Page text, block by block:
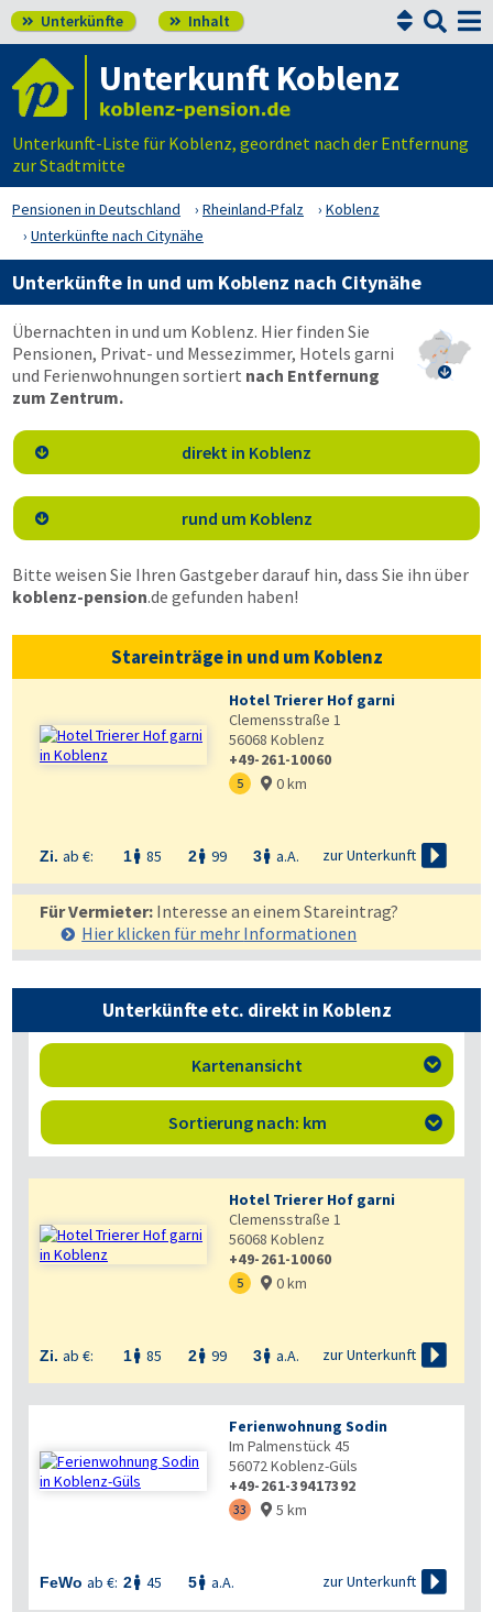
 Unterkünfte  Inhalt 

Unterkunft Koblenz
Unterkunft-Liste für Koblenz, geordnet nach der Entfernung
zur Stadtmitte
Pensionen in Deutschland Rheinland-Pfalz
Koblenz
Unterkünfte nach Citynähe
Unterkünfte in und um Koblenz nach Citynähe

Übernachten in und um Koblenz. Hier finden Sie
Pensionen, Privat- und Messezimmer, Hotels garni
und Ferienwohnungen sortiert nach Entfernung
zum Zentrum.
 direkt in Koblenz
 rund um Koblenz
Bitte weisen Sie Ihren Gastgeber darauf hin, dass Sie ihn über
koblenz-pension.de gefunden haben!
Stareinträge in und um Koblenz
Hotel Trierer Hof garni
Clemensstraße 1
56068 Koblenz
+49-261-10060
5  0 km
Zi. ab €: 1 85 2 99 3 a.A. zur Unterkunft 
Für Vermieter: Interesse an einem Stareintrag?
Hier klicken für mehr Informationen
Unterkünfte etc. direkt in Koblenz
Kartenansicht 
Sortierung nach: km 
Hotel Trierer Hof garni
Clemensstraße 1
56068 Koblenz
+49-261-10060
5  0 km
Zi. ab €: 1 85 2 99 3 a.A. zur Unterkunft 
Ferienwohnung Sodin
Im Palmenstück 45
56072Koblenz-Güls
+49-261-39417392
33  5 km
FeWo ab €: 2 45 5 a.A. zur Unterkunft 